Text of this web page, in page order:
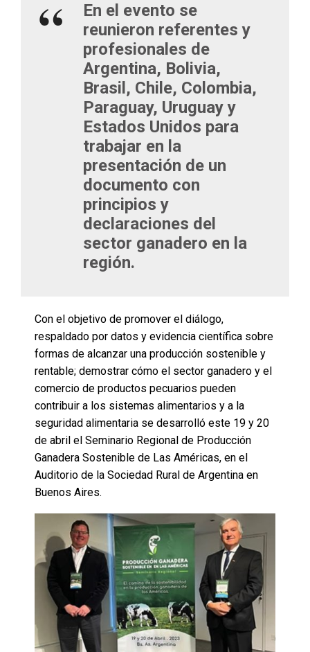
En el evento se
reunieron referentes y
profesionales de
Argentina, Bolivia,
Brasil, Chile, Colombia,
Paraguay, Uruguay y
Estados Unidos para
trabajar en la
presentación de un
documento con
principios y
declaraciones del
sector ganadero en la
región.
Con el objetivo de promover el diálogo,
respaldado por datos y evidencia científica sobre
formas de alcanzar una producción sostenible y
rentable; demostrar cómo el sector ganadero y el
comercio de productos pecuarios pueden
contribuir a los sistemas alimentarios y a la
seguridad alimentaria se desarrolló este 19 y 20
de abril el Seminario Regional de Producción
Ganadera Sostenible de Las Américas, en el
Auditorio de la Sociedad Rural de Argentina en
Buenos Aires.